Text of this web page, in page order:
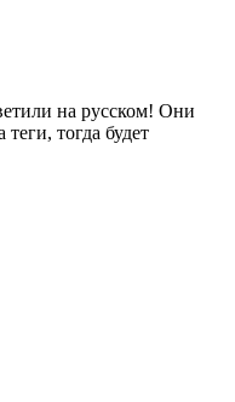
на русском! Они
тогда будет